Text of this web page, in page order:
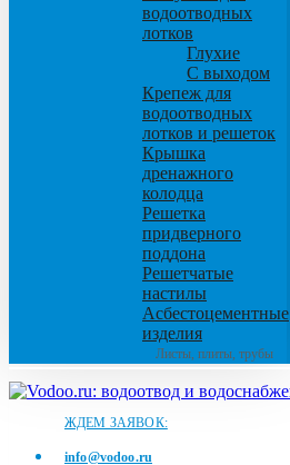
водоотводных
лотков
Глухие
С выходом
Крепеж для
водоотводных
лотков и решеток
Крышка
дренажного
колодца
Решетка
придверного
поддона
Решетчатые
настилы
Асбестоцементные
изделия
Листы, плиты, трубы
ЖДЕМ ЗАЯВОК:
info@vodoo.ru